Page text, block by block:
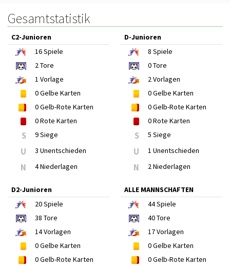
Gesamtstatistik
C2-Junioren
16Spiele
2Tore
1 Vorlage
0Gelbe Karten
0Gelb-Rote Karten
0Rote Karten
S 9 Siege
U 3 Unentschieden
N 4 Niederlagen
D-Junioren
8 Spiele
0Tore
2Vorlagen
0Gelbe Karten
0Gelb-Rote Karten
0Rote Karten
S 5 Siege
U 1 Unentschieden
N 2 Niederlagen
D2-Junioren
20Spiele
38 Tore
14Vorlagen
0Gelbe Karten
0Gelb-Rote Karten
ALLE MANNSCHAFTEN
44Spiele
40Tore
17Vorlagen
0Gelbe Karten
0Gelb-Rote Karten